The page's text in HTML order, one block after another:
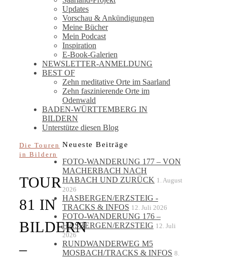
Updates
Vorschau & Ankündigungen
Meine Bücher
Mein Podcast
Inspiration
E-Book-Galerien
NEWSLETTER-ANMELDUNG
BEST OF
Zehn meditative Orte im Saarland
Zehn faszinierende Orte im
Odenwald
BADEN-WÜRTTEMBERG IN
BILDERN
Unterstütze diesen Blog
Die Touren
in Bildern
TOUR
81 IN
BILDERN
–
Neueste Beiträge
FOTO-WANDERUNG 177 – VON
MACHERBACH NACH
HABACH UND ZURÜCK 1. August
2026
HASBERGEN/ERZSTEIG -
TRACKS & INFOS 12. Juli 2026
FOTO-WANDERUNG 176 –
HASBERGEN/ERZSTEIG 12. Juli
2026
RUNDWANDERWEG M5
MOSBACH/TRACKS & INFOS 8.